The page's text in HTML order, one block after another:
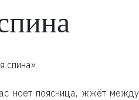
спина»
ноет поясница, жжёт между